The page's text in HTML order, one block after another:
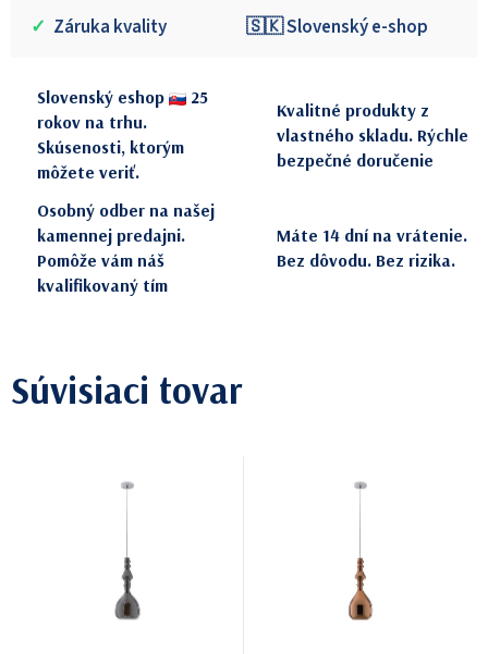
✓ Záruka kvality 🇸🇰 Slovenský e-shop
Slovenský eshop
25
rokov na trhu.
Skúsenosti, ktorým
môžete veriť.
Kvalitné produkty z
vlastného skladu. Rýchle
bezpečné doručenie
Osobný odber na našej
kamennej predajni.
Pomôže vám náš
kvalifikovaný tím
Máte 14 dní na vrátenie.
Bez dôvodu. Bez rizika.
Súvisiaci tovar